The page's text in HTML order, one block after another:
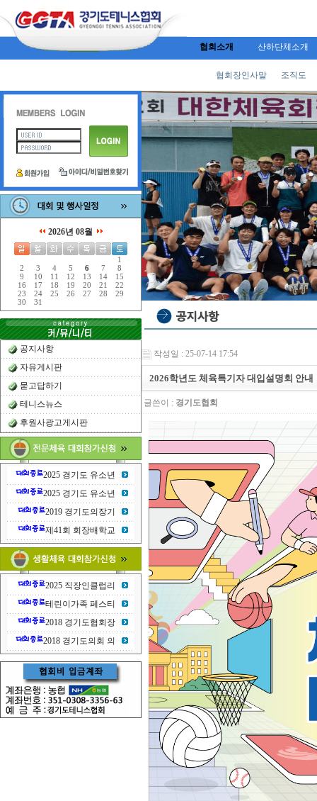
협회소개 산하단체소개
협회장인사말 조직도
2026년 08월
1
2
3 4 5 6 7
8
9
10 11 12 13 14
15
16
17 18 19 20 21
22
23
24 25 26 27 28
29
30
31
공지사항
자유게시판
묻고답하기
테니스뉴스
후원사광고게시판
2025 경기도 유소년
2025 경기도 유소년
2019 경기도의장기
제41회 회장배학교
2025 직장인클럽리
테린이가족 페스티
2018 경기도협회장
2018 경기도의회 의
작성일 : 25-07-14 17:54
2026학년도 체육특기자 대입설명회 안내
글쓴이 : 경기도협회